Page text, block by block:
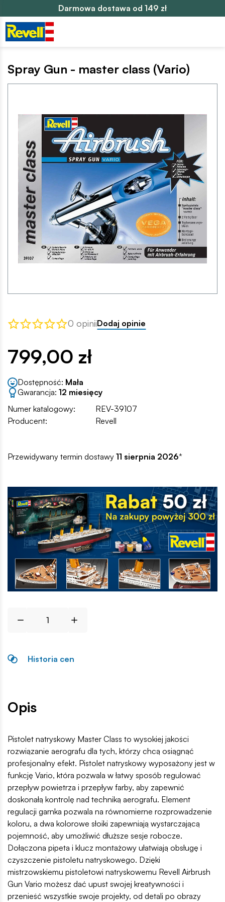
Darmowa dostawa od 149 zł
Spray Gun - master class (Vario)
0 opiniiDodaj opinie
799,00 zł
Dostępność: Mała
Gwarancja: 12 miesięcy
Numer katalogowy:
REV-39107
Producent:
Revell
Przewidywany termin dostawy 11 sierpnia 2026*
Historia cen
Opis
Pistolet natryskowy Master Class to wysokiej jakości
rozwiązanie aerografu dla tych, którzy chcą osiągnąć
profesjonalny efekt. Pistolet natryskowy wyposażony jest w
funkcję Vario, która pozwala w łatwy sposób regulować
przepływ powietrza i przepływ farby, aby zapewnić
doskonałą kontrolę nad techniką aerografu. Element
regulacji garnka pozwala na równomierne rozprowadzenie
koloru, a dwa kolorowe słoiki zapewniają wystarczającą
pojemność, aby umożliwić dłuższe sesje robocze.
Dołączona pipeta i klucz montażowy ułatwiają obsługę i
czyszczenie pistoletu natryskowego. Dzięki
mistrzowskiemu pistoletowi natryskowemu Revell Airbrush
Gun Vario możesz dać upust swojej kreatywności i
przenieść wszystkie swoje projekty, od detali po obrazy